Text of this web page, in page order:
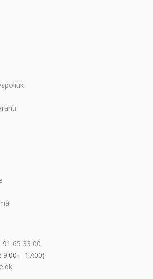
91 65 33 00
9:00 – 17:00)